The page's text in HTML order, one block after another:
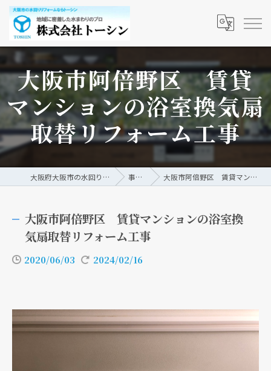
大阪市阿倍野区 賃貸
マンションの浴室換気扇
取替リフォーム工事
大阪府大阪市の水回りリフォームなら株式会社トーシン 事例/ブログ 大阪市阿倍野区 賃貸マンションの浴室換気扇取替リフォーム工事
大阪市阿倍野区 賃貸マンションの浴室換
気扇取替リフォーム工事
2020/06/03 2024/02/16